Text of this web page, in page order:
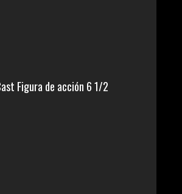
Figura de acción 6 1/2